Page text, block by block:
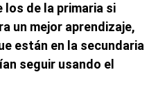
los de la primaria si
un mejor aprendizaje,
están en la secundaria
seguir usando el